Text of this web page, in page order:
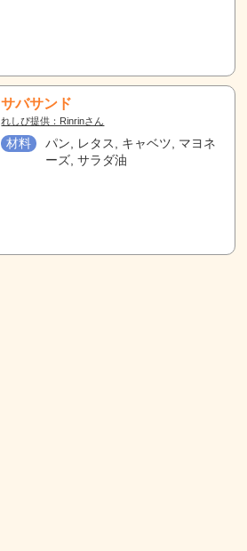
サバサンド
れしぴ提供：Rinrinさん
材料
パン, レタス, キャベツ, マヨネ
ーズ, サラダ油